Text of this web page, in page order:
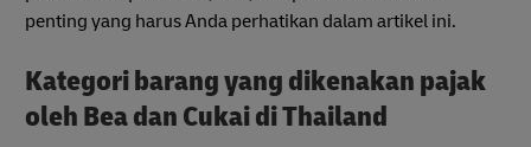
penting yang harus Anda perhatikan dalam artikel ini.
Kategori barang yang dikenakan pajak
oleh Bea dan Cukai di Thailand